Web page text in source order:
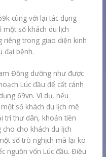
cùng với lại tác dụng
số khách du lịch
riêng trong giao diện kinh
đại bệnh.
Đồng dường như được
Lúc đầu để cất cánh
69vn. Ví dụ, nếu
số khách du lịch mê
trí thư dãn, khoản tiền
cho khách du lịch
số trò nghịch mà lại ko
nguồn vốn Lúc đầu. Điều